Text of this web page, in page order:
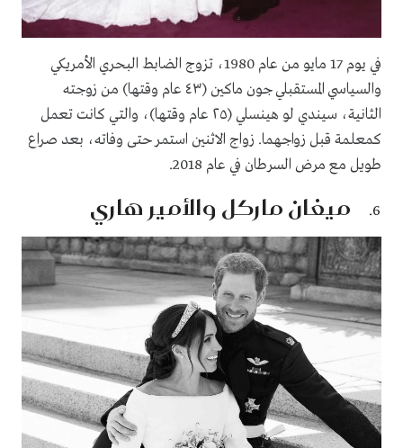
في يوم 17 مايو من عام 1980، تزوج الضابط البحري الأمريكي
والسياسي المستقبلي جون ماكين (٤٣ عام وقتها) من زوجته
الثانية، سيندي لو هينسلي (٢٥ عام وقتها)، والتي كانت تعمل
كمعلمة قبل زواجهما. زواج الاثنين استمر حتى وفاته، بعد صراع
طويل مع مرض السرطان في عام 2018.
ميغان ماركل والأمير هاري